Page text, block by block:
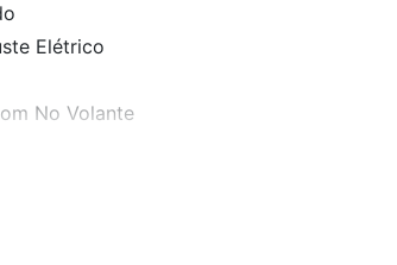
Elétrico
No Volante